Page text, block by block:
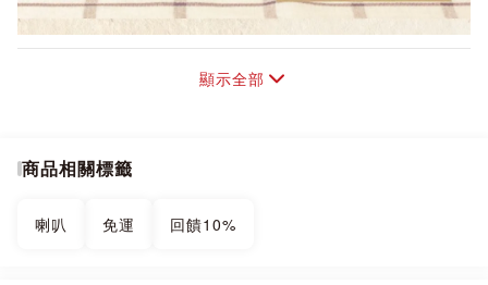
顯示全部
商品相關標籤
喇叭 免運 回饋10%